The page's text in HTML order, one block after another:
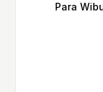
Para